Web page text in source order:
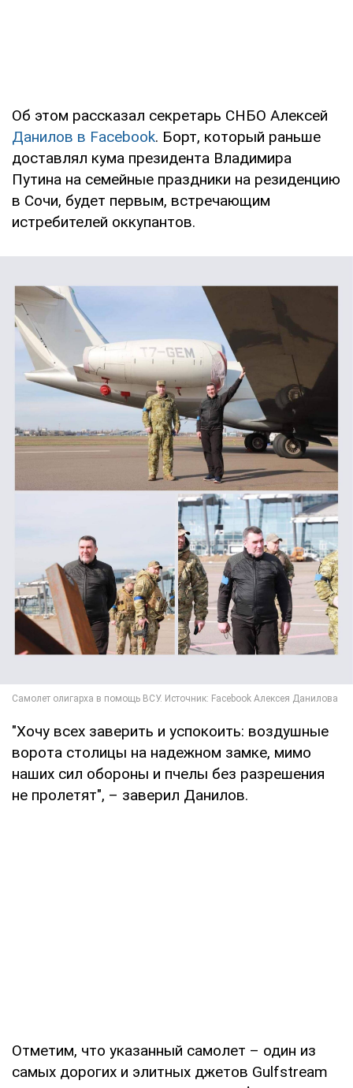
Об этом рассказал секретарь СНБО Алексей
Данилов в Facebook. Борт, который раньше
доставлял кума президента Владимира
Путина на семейные праздники на резиденцию
в Сочи, будет первым, встречающим
истребителей оккупантов.
"Хочу всех заверить и успокоить: воздушные
ворота столицы на надежном замке, мимо
наших сил обороны и пчелы без разрешения
не пролетят", – заверил Данилов.
Отметим, что указанный самолет – один из
самых дорогих и элитных джетов Gulfstream